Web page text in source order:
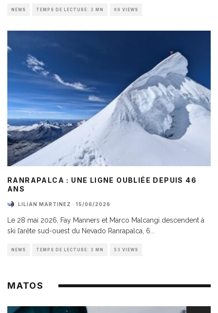
NEWS TEMPS DE LECTURE: 3 MN 69 VIEWS
RANRAPALCA : UNE LIGNE OUBLIÉE DEPUIS 46
ANS
LILIAN MARTINEZ · 15/06/2026
Le 28 mai 2026, Fay Manners et Marco Malcangi descendent à
ski l’arête sud-ouest du Nevado Ranrapalca, 6
NEWS TEMPS DE LECTURE: 3 MN 53 VIEWS
MATOS